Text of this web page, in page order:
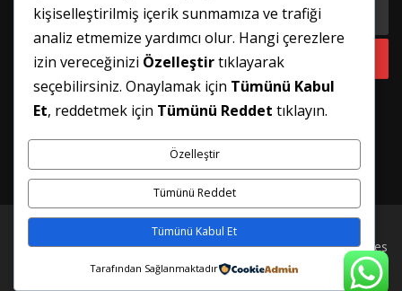
Telif hakkı © 2026 İSTANBUL PİMAPEN TAMİRİ–FameThemes
tarafındanOnePressteması
kişiselleştirilmiş içerik sunmamıza ve trafiği
analiz etmemize yardımcı olur. Hangi çerezlere
izin vereceğinizi Özelleştirtıklayarak
seçebilirsiniz. Onaylamak için Tümünü Kabul
Et, reddetmek için Tümünü Reddet tıklayın.
Özelleştir
Tümünü Reddet
Tümünü Kabul Et
Tarafından Sağlanmaktadır